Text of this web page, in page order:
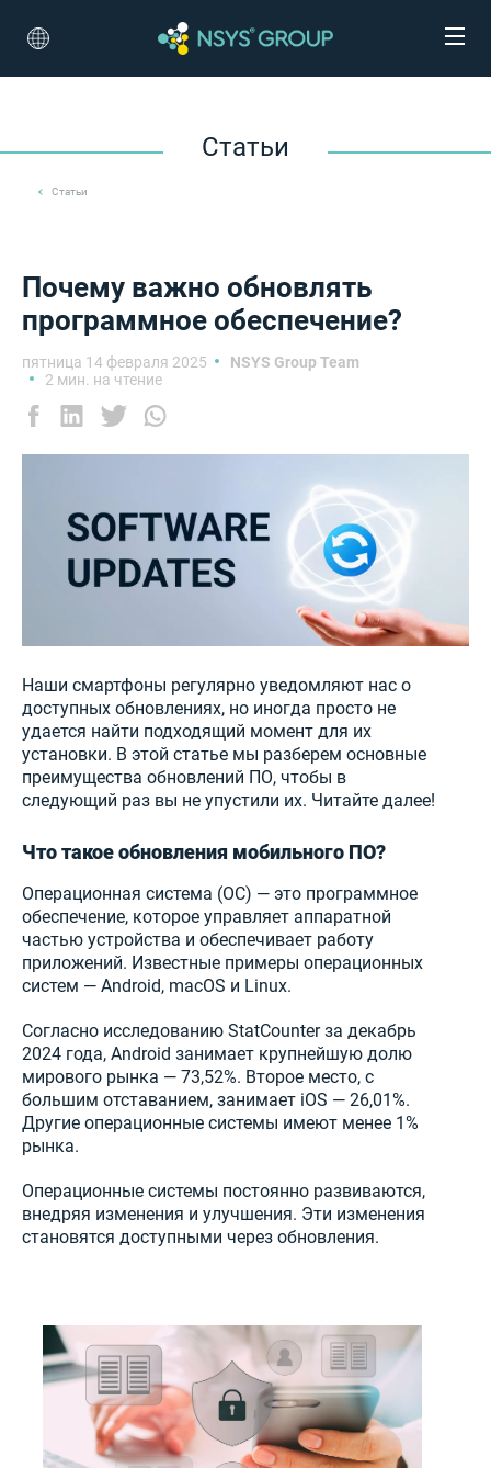
Статьи
Статьи
Почему важно обновлять
программное обеспечение?
пятница 14 февраля 2025
NSYS Group Team
2 мин. на чтение
Наши смартфоны регулярно уведомляют нас о
доступных обновлениях, но иногда просто не
удается найти подходящий момент для их
установки. В этой статье мы разберем основные
преимущества обновлений ПО, чтобы в
следующий раз вы не упустили их. Читайте далее!
Что такое обновления мобильного ПО?
Операционная система (ОС) — это программное
обеспечение, которое управляет аппаратной
частью устройства и обеспечивает работу
приложений. Известные примеры операционных
систем — Android, macOS и Linux.
Согласно исследованию StatCounter за декабрь
2024 года, Android занимает крупнейшую долю
мирового рынка — 73,52%. Второе место, с
большим отставанием, занимает iOS — 26,01%.
Другие операционные системы имеют менее 1%
рынка.
Операционные системы постоянно развиваются,
внедряя изменения и улучшения. Эти изменения
становятся доступными через обновления.